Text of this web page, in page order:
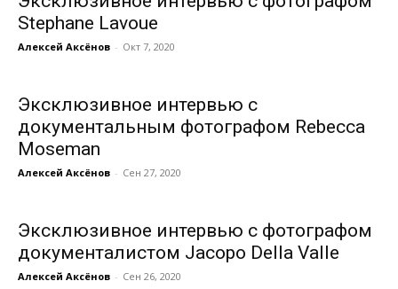
Stephane Lavoue
Алексей Аксёнов - Окт 7, 2020
Эксклюзивное интервью с
документальным фотографом Rebecca
Moseman
Алексей Аксёнов - Сен 27, 2020
Эксклюзивное интервью с фотографом
документалистом Jacopo Della Valle
Алексей Аксёнов - Сен 26, 2020